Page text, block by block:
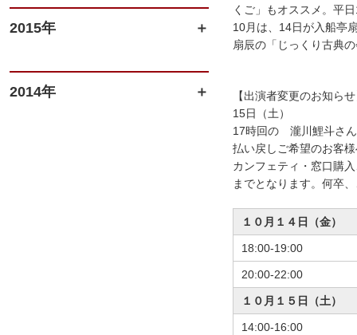
2015年
2014年
くご」もオススメ。平
10月は、14日が入船亭
扇辰の「じっくり古典
【出演者変更のお知ら
15日（土）
17時回の 瀧川鯉斗さ
払い戻しご希望のお客
カンフェティ・窓口購
までとなります。何卒
１０月１４日（金）
18:00-19:00
20:00-22:00
１０月１５日（土）
14:00-16:00